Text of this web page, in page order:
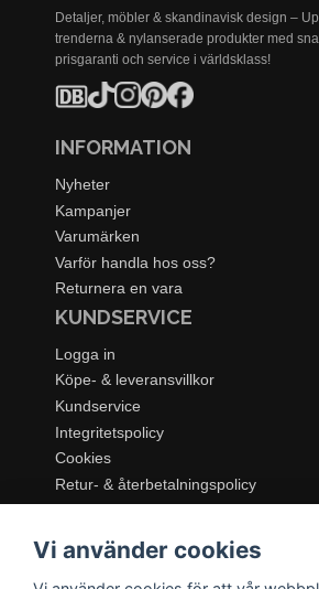
Detaljer, möbler & skandinavisk design –
trenderna & nylanserade produkter med
prisgaranti och service i världsklass!
INFORMATION
Nyheter
Kampanjer
Varumärken
Varför handla hos oss?
Returnera en vara
KUNDSERVICE
Logga in
Köpe- & leveransvillkor
Kundservice
Integritetspolicy
Cookies
Retur- & återbetalningspolicy
Dukning & Servering
Vi använder cookies